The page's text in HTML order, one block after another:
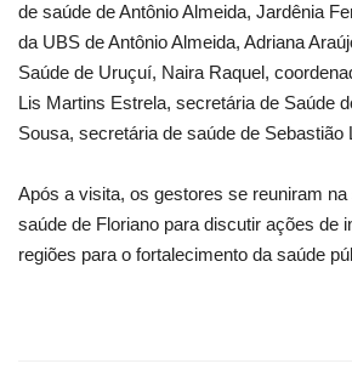
de saúde de Antônio Almeida, Jardênia
da UBS de Antônio Almeida, Adriana
Saúde de Uruçuí, Naira Raquel,
Lis Martins Estrela, secretária de Saúde
Sousa, secretária de saúde de Sebastião
Após a visita, os gestores se reuniram
saúde de Floriano para discutir ações de
regiões para o fortalecimento da saúde